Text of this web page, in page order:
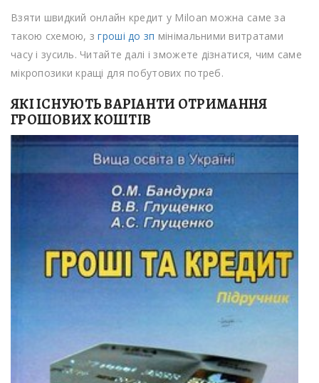
Взяти швидкий онлайн кредит у Miloan можна саме за
такою схемою, згроші до зп мінімальними витратами
часу і зусиль. Читайте далі і зможете дізнатися, чим саме
мікропозики кращі для побутових потреб.
ЯКІ ІСНУЮТЬ ВАРІАНТИ ОТРИМАННЯ
ГРОШОВИХ КОШТІВ